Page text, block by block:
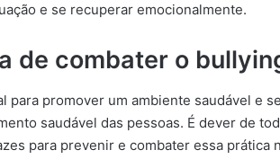
e se recuperar emocionalmente.
de combater o
para promover um ambiente saudável e
saudável das pessoas. É dever de
para prevenir e combater essa prática